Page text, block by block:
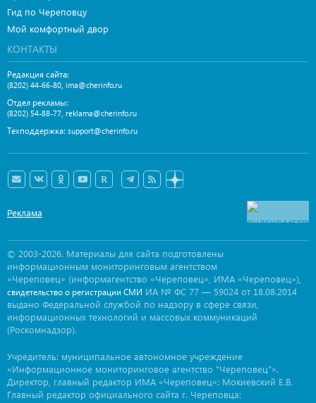
Гид по Череповцу
Мой комфортный двор
КОНТАКТЫ
Редакция сайта:
(8202) 44-66-80 ima@cherinfo.ru
Отдел рекламы:
(8202) 54-88-77 reklama@cherinfo.ru
Техподдержка: support@cherinfo.ru
Реклама
© 2003-2026. Материалы для сайта подготовлены
информационным мониторинговым агентством
«Череповец» (информагентство «Череповец», ИМА «Череповец»),
свидетельство о регистрации СМИ ИА № ФС 77 — 59024 от 18.08.2014
выдано Федеральной службой по надзору в сфере связи,
информационных технологий и массовых коммуникаций
(Роскомнадзор).
Учредитель: муниципальное автономное учреждение
«Информационное мониторинговое агентство "Череповец"».
Директор, главный редактор ИМА «Череповец»: Мокиевский Е.В.
Главный редактор официального сайта г. Череповца: